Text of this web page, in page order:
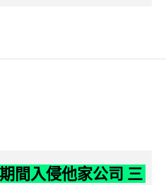
間入侵他家公司 三